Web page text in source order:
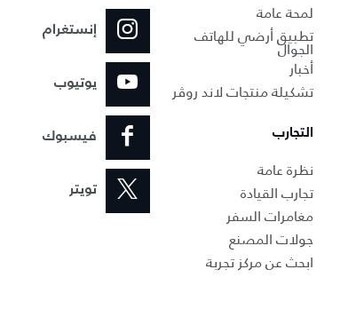
لمحة عامة
تطبيق أرضي للهاتف
الجوال
أخبار
تشكيلة منتجات لاند روڤر
التجارب
نظرة عامة
تجارب القيادة
مغامرات السفر
جولات المصنع
ابحث عن مركز تجربة
إنستغرام
يوتيوب
فيسبوك
تويتر